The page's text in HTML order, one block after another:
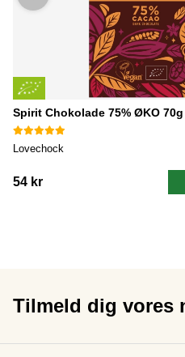
Spirit Chokolade 75% ØKO 70g
Lovechock
54 kr
Tilmeld dig vores